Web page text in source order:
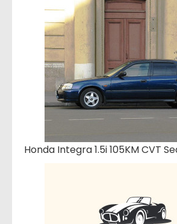
Honda Integra 1.5i 105KM CVT